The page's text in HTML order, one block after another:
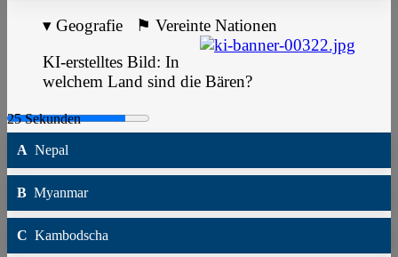
▾ Geografie ⚑ Vereinte Nationen
KI-erstelltes Bild: In
welchem Land sind die Bären?
A Nepal
B Myanmar
C Kambodscha